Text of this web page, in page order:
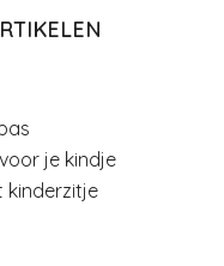
je kindje
kinderzitje